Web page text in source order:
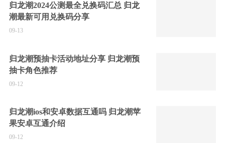
归龙潮2024公测最全兑换码汇总 归龙
潮最新可用兑换码分享
09-13
归龙潮预抽卡活动地址分享 归龙潮预
抽卡角色推荐
09-12
归龙潮ios和安卓数据互通吗 归龙潮苹
果安卓互通介绍
09-12